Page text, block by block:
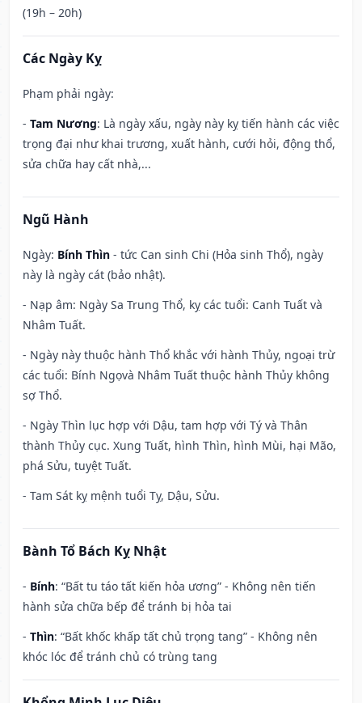
(19h – 20h)
Các Ngày Kỵ
Phạm phải ngày:
- Tam Nương: Là ngày xấu, ngày này kỵ tiến hành các việc
trọng đại như khai trương, xuất hành, cưới hỏi, động thổ,
sửa chữa hay cất nhà,...
Ngũ Hành
Ngày: Bính Thìn - tức Can sinh Chi (Hỏa sinh Thổ), ngày
này là ngày cát (bảo nhật).
- Nạp âm: Ngày Sa Trung Thổ, kỵ các tuổi: Canh Tuất và
Nhâm Tuất.
- Ngày này thuộc hành Thổ khắc với hành Thủy, ngoại trừ
các tuổi: Bính Ngọvà Nhâm Tuất thuộc hành Thủy không
sợ Thổ.
- Ngày Thìn lục hợp với Dậu, tam hợp với Tý và Thân
thành Thủy cục. Xung Tuất, hình Thìn, hình Mùi, hại Mão,
phá Sửu, tuyệt Tuất.
- Tam Sát kỵ mệnh tuổi Tỵ, Dậu, Sửu.
Bành Tổ Bách Kỵ Nhật
- Bính: “Bất tu táo tất kiến hỏa ương” - Không nên tiến
hành sửa chữa bếp để tránh bị hỏa tai
- Thìn: “Bất khốc khấp tất chủ trọng tang” - Không nên
khóc lóc để tránh chủ có trùng tang